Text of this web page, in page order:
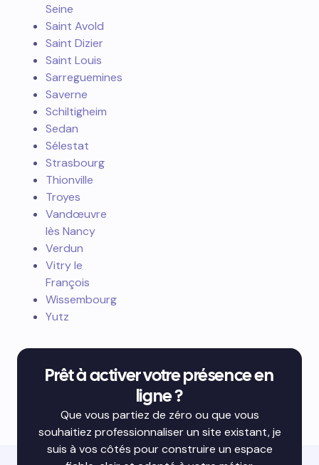
Seine
Saint Avold
Saint Dizier
Saint Louis
Sarreguemines
Saverne
Schiltigheim
Sedan
Sélestat
Strasbourg
Thionville
Troyes
Vandœuvre
lès Nancy
Verdun
Vitry le
François
Wissembourg
Yutz
Prêt à activer votre présence en
ligne ?
Que vous partiez de zéro ou que vous
souhaitiez professionnaliser un site existant, je
suis à vos côtés pour construire un espace